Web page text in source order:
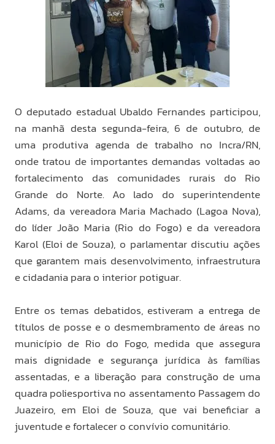
O deputado estadual Ubaldo Fernandes participou,
na manhã desta segunda-feira, 6 de outubro, de
uma produtiva agenda de trabalho no Incra/RN,
onde tratou de importantes demandas voltadas ao
fortalecimento das comunidades rurais do Rio
Grande do Norte. Ao lado do superintendente
Adams, da vereadora Maria Machado (Lagoa Nova),
do líder João Maria (Rio do Fogo) e da vereadora
Karol (Eloi de Souza), o parlamentar discutiu ações
que garantem mais desenvolvimento, infraestrutura
e cidadania para o interior potiguar.
Entre os temas debatidos, estiveram a entrega de
títulos de posse e o desmembramento de áreas no
município de Rio do Fogo, medida que assegura
mais dignidade e segurança jurídica às famílias
assentadas, e a liberação para construção de uma
quadra poliesportiva no assentamento Passagem do
Juazeiro, em Eloi de Souza, que vai beneficiar a
juventude e fortalecer o convívio comunitário.